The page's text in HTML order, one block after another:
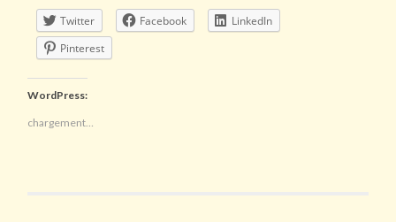
Twitter Facebook
LinkedIn
Pinterest
WordPress:
chargement…